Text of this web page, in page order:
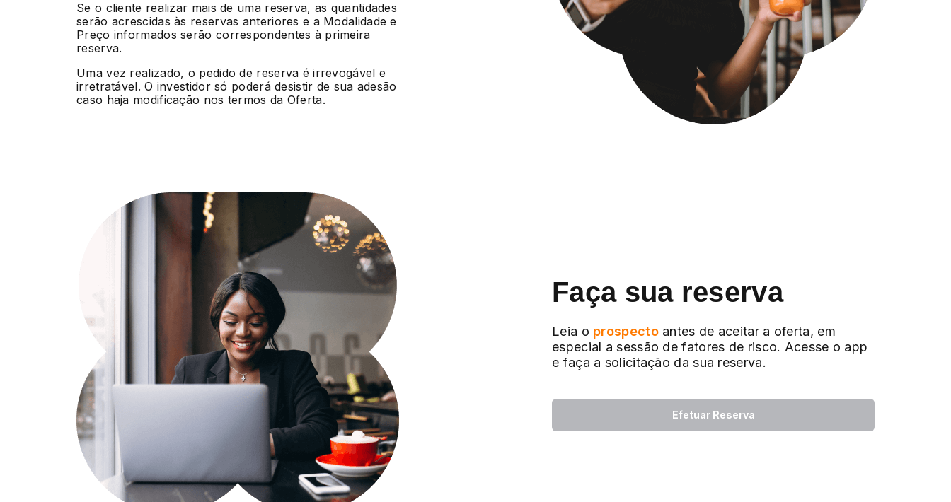
Se o cliente realizar mais de uma reserva, as quantidades
serão acrescidas às reservas anteriores e a Modalidade e
Preço informados serão correspondentes à primeira
reserva.
Uma vez realizado, o pedido de reserva é irrevogável e
irretratável. O investidor só poderá desistir de sua adesão
caso haja modificação nos termos da Oferta.
Faça sua reserva
Leia o prospecto antes de aceitar a oferta, em
especial a sessão de fatores de risco. Acesse o app
e faça a solicitação da sua reserva.
Efetuar Reserva